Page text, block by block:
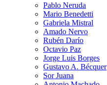
Pablo Neruda
Mario Benedetti
Gabriela Mistral
Amado Nervo
Rubén Darío
Octavio Paz
Jorge Luis Borges
Gustavo A. Bécquer
Sor Juana